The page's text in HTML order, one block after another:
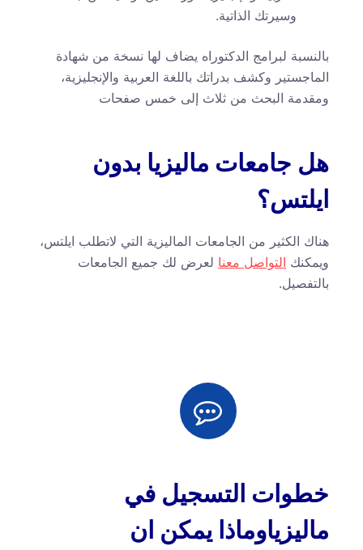
وسيرتك الذاتية.
بالنسبة لبرامج الدكتوراه يضاف لها نسخة من شهادة
الماجستير وكشف بدراتك باللغة العربية والإنجليزية،
ومقدمة البحث من ثلاث إلى خمس صفحات
هل جامعات ماليزيا بدون
ايلتس؟
هناك الكثير من الجامعات الماليزية التي لاتطلب ايلتس،
ويمكنك التواصل معنا لعرض لك جميع الجامعات
بالتفصيل.
خطوات التسجيل في
ماليزياوماذا يمكن ان